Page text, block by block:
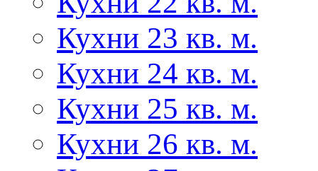
Кухни 23 кв. м.
Кухни 24 кв. м.
Кухни 25 кв. м.
Кухни 26 кв. м.